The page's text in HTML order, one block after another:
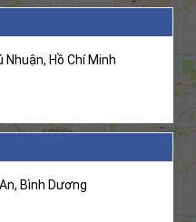
Hồ Chí Minh
Bình Dương